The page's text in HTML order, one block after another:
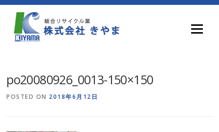
content
Menu
po20080926_0013-150×150
POSTED ON 2018年6月12日